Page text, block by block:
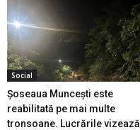
Social
Șoseaua Muncești este
reabilitată pe mai multe
tronsoane. Lucrările vizează